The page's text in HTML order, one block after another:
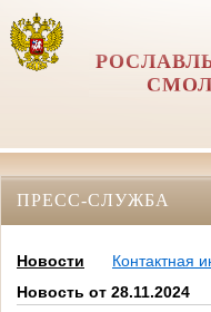
ПРЕСС-СЛУЖБА
Новости
Контактная
Новость от 28.11.2024